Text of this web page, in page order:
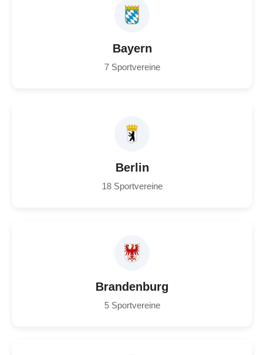
Bayern
7 Sportvereine
Berlin
18 Sportvereine
Brandenburg
5 Sportvereine